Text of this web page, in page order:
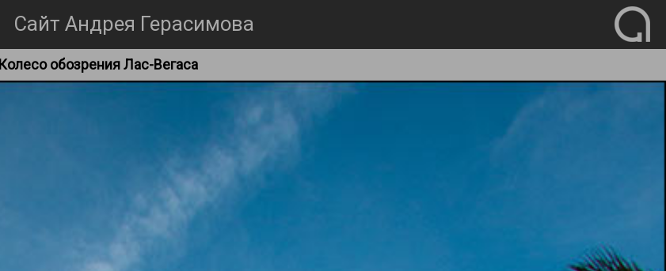
Сайт Андрея Герасимова
Колесо обозрения Лас-Вегаса